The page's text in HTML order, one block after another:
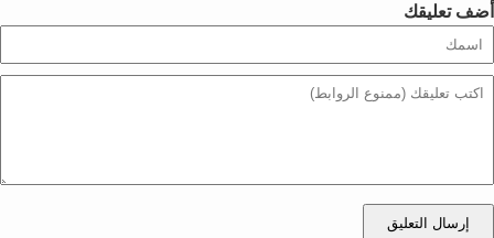
أضف تعليقك
إرسال التعليق